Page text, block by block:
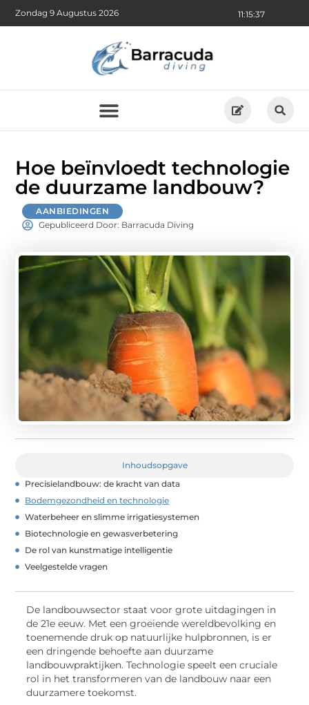
11:15:38
Zondag 9 Augustus 2026
Hoe beïnvloedt technologie
de duurzame landbouw?
AANBIEDINGEN
Gepubliceerd Door: Barracuda Diving
Inhoudsopgave
Precisielandbouw: de kracht van data
Bodemgezondheid en technologie
Waterbeheer en slimme irrigatiesystemen
Biotechnologie en gewasverbetering
De rol van kunstmatige intelligentie
Veelgestelde vragen
De landbouwsector staat voor grote uitdagingen in
de 21e eeuw. Met een groeiende wereldbevolking en
toenemende druk op natuurlijke hulpbronnen, is er
een dringende behoefte aan duurzame
landbouwpraktijken. Technologie speelt een cruciale
rol in het transformeren van de landbouw naar een
duurzamere toekomst.